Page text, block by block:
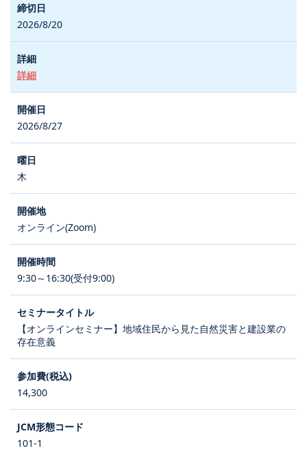
2026/8/20
詳細
2026/8/27
木
オンライン(Zoom)
9:30～16:30(受付9:00)
【オンラインセミナー】地域住民から見た自然災害と建設業の
存在意義
14,300
101-1